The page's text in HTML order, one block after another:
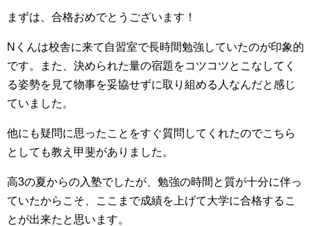
まずは、合格おめでとうございます！
Nくんは校舎に来て自習室で長時間勉強していたのが印象的
です。また、決められた量の宿題をコツコツとこなしてく
る姿勢を見て物事を妥協せずに取り組める人なんだと感じ
ていました。
他にも疑問に思ったことをすぐ質問してくれたのでこちら
としても教え甲斐がありました。
高3の夏からの入塾でしたが、勉強の時間と質が十分に伴っ
ていたからこそ、ここまで成績を上げて大学に合格するこ
とが出来たと思います。